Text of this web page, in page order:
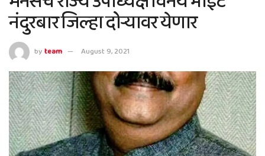
नंदुरबार जिल्हा दोऱ्यावर येणार
byteam August 9, 2021